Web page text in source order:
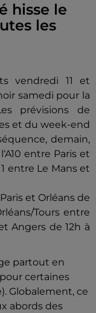
hisse le
les
vendredi 11 et
samedi pour la
prévisions de
et du week-end
demain,
entre Paris et
entre Le Mans et
et Orléans de
Tours entre
Angers de 12h à
partout en
certaines
Globalement, ce
abords des